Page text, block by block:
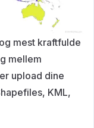
mest kraftfulde
mellem
upload dine
KML,